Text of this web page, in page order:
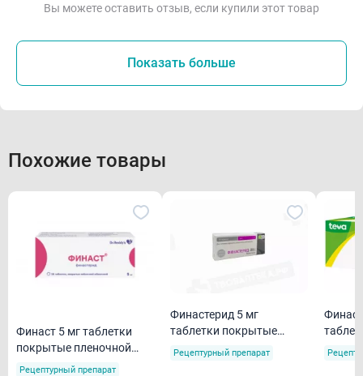
Вы можете оставить отзыв, если купили этот товар
Показать больше
Похожие товары
Финаст 5 мг таблетки
покрытые пленочной
оболочкой N30
Рецептурный препарат
Финастерид 5 мг
таблетки покрытые
пленочной оболочкой
Рецептурный препарат